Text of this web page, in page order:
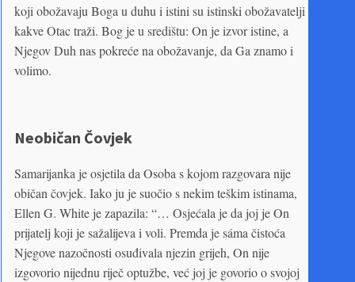
koji obožavaju Boga u duhu i istini su istinski obožavatelji
kakve Otac traži. Bog je u središtu: On je izvor istine, a
Njegov Duh nas pokreće na obožavanje, da Ga znamo i
volimo.
Neobičan Čovjek
Samarijanka je osjetila da Osoba s kojom razgovara nije
običan čovjek. Iako ju je suočio s nekim teškim istinama,
Ellen G. White je zapazila: “… Osjećala je da joj je On
prijatelj koji je sažalijeva i voli. Premda je sáma čistoća
Njegove nazočnosti osuđivala njezin grijeh, On nije
izgovorio nijednu riječ optužbe, već joj je govorio o svojoj